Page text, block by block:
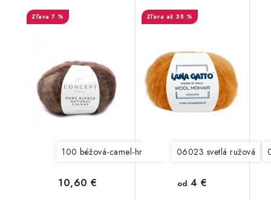
7 %
100 béžová-camel-hnedá 101 ecru-mink-hnedá
10,60 €
až 38 %
06023 svetlá ružová
od 4 €